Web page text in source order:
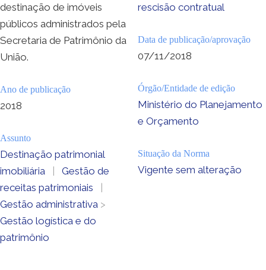
destinação de imóveis
públicos administrados pela
Secretaria de Patrimônio da
União.
Ano de publicação
2018
Assunto
Destinação patrimonial
imobiliária
|
Gestão de
receitas patrimoniais
|
Gestão administrativa >
Gestão logística e do
patrimônio
rescisão contratual
Data de publicação/aprovação
07/11/2018
Órgão/Entidade de edição
Ministério do Planejamento
e Orçamento
Situação da Norma
Vigente sem alteração